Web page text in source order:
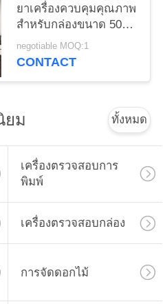
ยาเครื่องควบคุมคุณภาพ
สำหรับกล่องขนาด 500
negotiable MOQ:1
CONTACT
ยม ทั้งหมด
เครื่องตรวจสอบการ
พิมพ์
เครื่องตรวจสอบกล่อง
การจัดดอกไม้